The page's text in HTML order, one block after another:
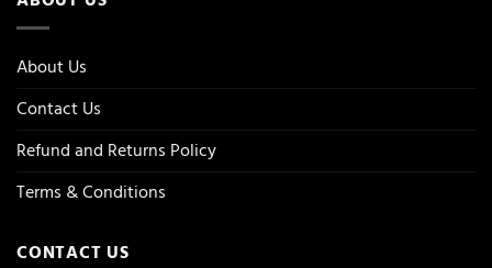
About Us
Contact Us
Refund and Returns Policy
Terms & Conditions
CONTACT US